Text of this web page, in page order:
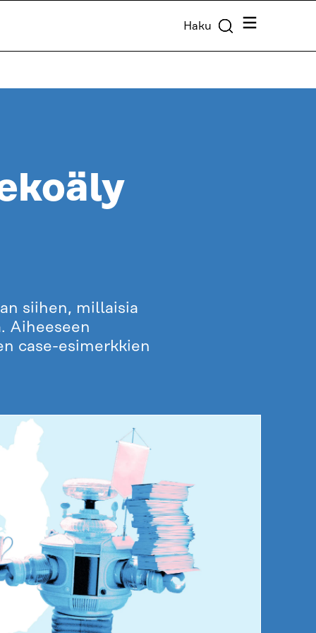
Haku Valikko
siihen, millaisia
Aiheeseen
case-esimerkkien